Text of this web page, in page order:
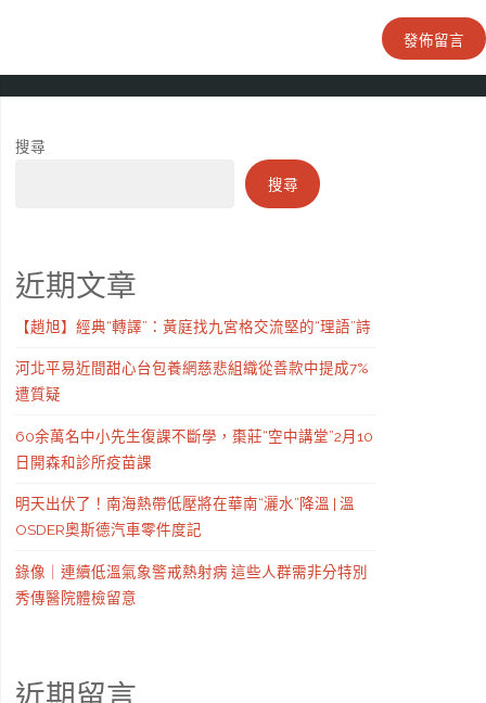
搜尋
搜尋
近期文章
【趙旭】經典“轉譯”：黃庭找九宮格交流堅的“理語”詩
河北平易近間甜心台包養網慈悲組織從善款中提成7%
遭質疑
60余萬名中小先生復課不斷學，棗莊“空中講堂”2月10
日開森和診所疫苗課
明天出伏了！南海熱帶低壓將在華南“灑水”降溫 | 溫
OSDER奧斯德汽車零件度記
錄像｜連續低溫氣象警戒熱射病 這些人群需非分特別
秀傳醫院體檢留意
近期留言